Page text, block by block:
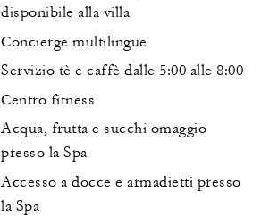
disponibile alla villa
Concierge multilingue
Servizio tè e caffè dalle 5:00 alle 8:00
Centro fitness
Acqua, frutta e succhi omaggio
presso la Spa
Accesso a docce e armadietti presso
la Spa